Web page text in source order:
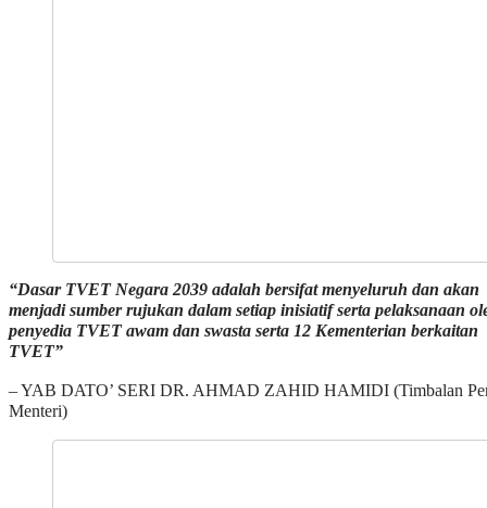
“Dasar TVET Negara 2039 adalah bersifat menyeluruh dan akan
menjadi sumber rujukan dalam setiap inisiatif serta pelaksanaan
penyedia TVET awam dan swasta serta 12 Kementerian berkaitan
TVET”
– YAB DATO’ SERI DR. AHMAD ZAHID HAMIDI (Timbalan
Menteri)